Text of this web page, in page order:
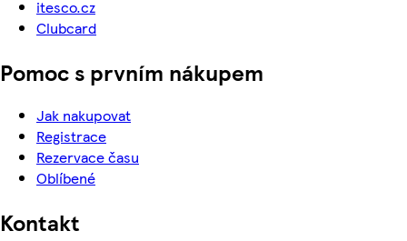
itesco.cz
Clubcard
Pomoc s prvním nákupem
Jak nakupovat
Registrace
Rezervace času
Oblíbené
Kontakt